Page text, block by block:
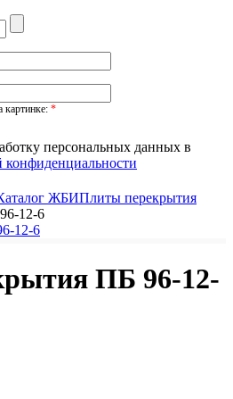
картинке: *
персональных данных в
конфиденциальности
ЖБИПлиты перекрытия
12-6
ПБ 96-12-